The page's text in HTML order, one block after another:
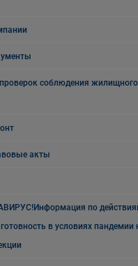
соблюдения жилищного
акты
по
в условиях пандемии